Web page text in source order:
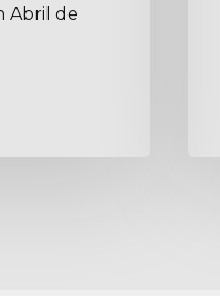
Abril de